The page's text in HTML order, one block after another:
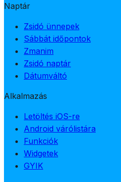
Naptár
Zsidó ünnepek
Sábbát időpontok
Zmanim
Zsidó naptár
Dátumváltó
Alkalmazás
Letöltés iOS-re
Android várólistára
Funkciók
Widgetek
GYIK